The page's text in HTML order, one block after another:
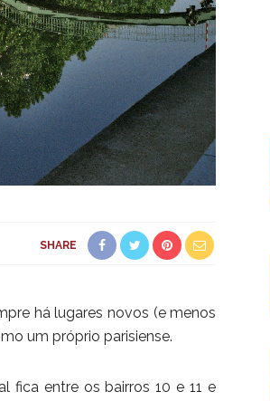
SHARE
há lugares novos (e menos
um próprio parisiense.
fica entre os bairros 10 e 11 e
OS MELHORES HOTÉIS DE 2021
PELA GOLD LIST CONDE NAST
TRAVELER